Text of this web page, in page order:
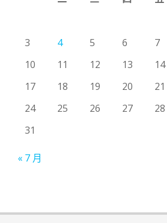
3
4 5 6 7
10
11 12 13 14
17
18 19 20 21
24
25 26 27 28
31
« 7 月